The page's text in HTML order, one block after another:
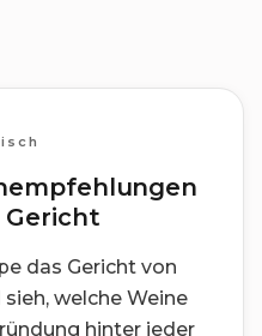
das Gericht von
welche Weine
hinter jeder